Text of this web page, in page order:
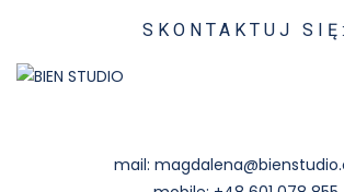
SKONTAKTUJ SIĘ:
mail: